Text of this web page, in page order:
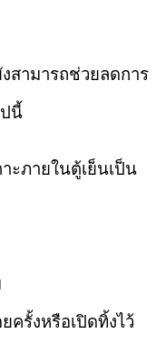
สามารถช่วยลดการ
นี้
ะภายในตู้เย็นเป็น
ครั้งหรือเปิดทิ้งไว้